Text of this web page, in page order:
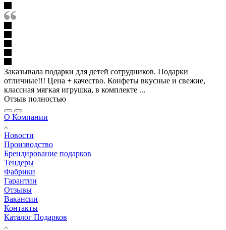
Заказывала подарки для детей сотрудников. Подарки
отличные!!! Цена + качество. Конфеты вкусные и свежие,
классная мягкая игрушка, в комплекте ...
Отзыв полностью
О Компании
Новости
Производство
Брендирование подарков
Тендеры
Фабрики
Гарантии
Отзывы
Вакансии
Контакты
Каталог Подарков